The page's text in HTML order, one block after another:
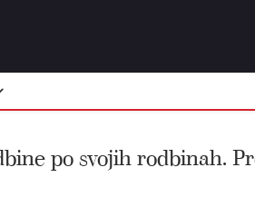
po svojih rodbinah.